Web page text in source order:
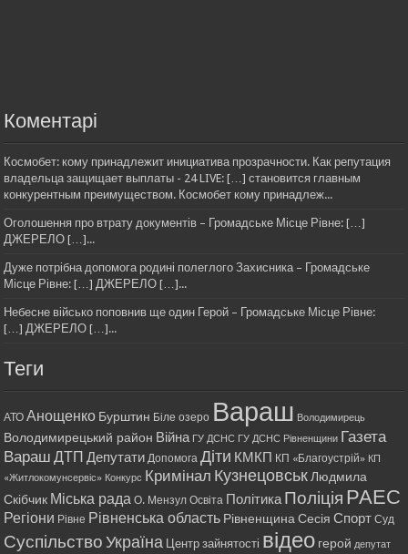
Коментарі
Космобет: кому принадлежит инициатива прозрачности. Как репутация
владельца защищает выплаты - 24 LIVE: […] становится главным
конкурентным преимуществом. Космобет кому принадлеж...
Оголошення про втрату документів – Громадське Місце Рівне: […]
ДЖЕРЕЛО […]...
Дуже потрібна допомога родині полеглого Захисника – Громадське
Місце Рівне: […] ДЖЕРЕЛО […]...
Небесне військо поповнив ще один Герой – Громадське Місце Рівне:
[…] ДЖЕРЕЛО […]...
Теги
АТО Анощенко Бурштин Біле озеро Вараш Володимирець
Володимирецький район Війна ГУ ДСНС ГУ ДСНС Рівненщини Газета
Вараш ДТП Депутати Допомога Діти КМКП КП «Благоустрій» КП
«Житлокомунсервіс» Конкурс Кримінал Кузнецовськ Людмила
Скібчик Міська рада О. Мензул Освіта ПолітикаПоліція РАЕС
Регіони Рівне Рівненська область Рівненщина Сесія Спорт Суд
Суспільство Україна Центр зайнятості відео герой депутат